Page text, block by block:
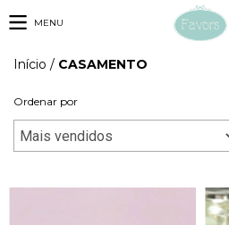
MENU
Início / CASAMENTO
Ordenar por